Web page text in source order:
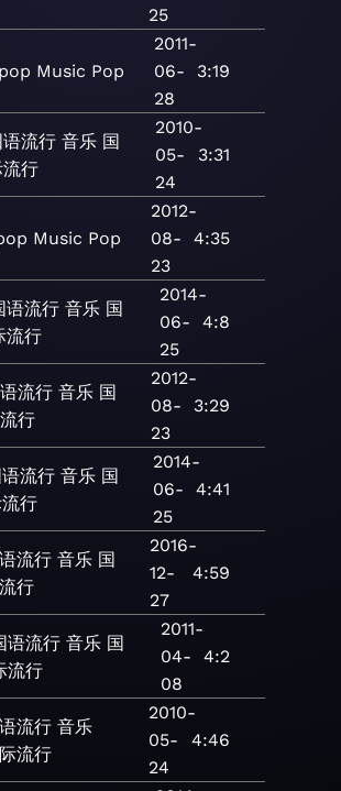
25
Music Pop
2011-
06-
28
3:19
语流行 音乐 国
流行
2010-
05-
24
3:31
Music Pop
2012-
08-
23
4:35
语流行 音乐 国
流行
2014-
06-
25
4:8
流行 音乐 国
行
2012-
08-
23
3:29
流行 音乐 国
行
2014-
06-
25
4:41
流行 音乐 国
行
2016-
12-
27
4:59
语流行 音乐 国
流行
2011-
04-
08
4:2
流行 音乐
流行
2010-
05-
24
4:46